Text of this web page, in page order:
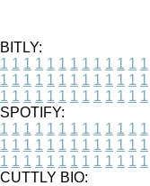
BITLY:
1 1 1 1 1 1 1 1 1 1 1 1 1
1 1 1 1 1 1 1 1 1 1 1 1 1
1 1 1 1 1 1 1 1 1 1 1 1 1
SPOTIFY:
1 1 1 1 1 1 1 1 1 1 1 1 1
1 1 1 1 1 1 1 1 1 1 1 1 1
1 1 1 1 1 1 1 1 1 1 1 1 1
CUTTLY BIO: